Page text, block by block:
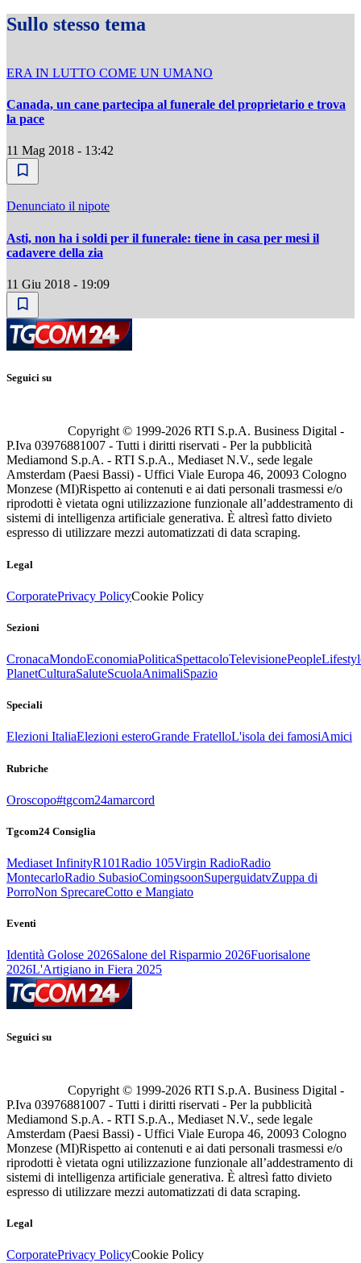
Sullo stesso tema
ERA IN LUTTO COME UN UMANO
Canada, un cane partecipa al funerale del proprietario e trova
la pace
11 Mag 2018 - 13:42
Denunciato il nipote
Asti, non ha i soldi per il funerale: tiene in casa per mesi il
cadavere della zia
11 Giu 2018 - 19:09
Seguici su
Copyright © 1999-2026 RTI S.p.A. Business Digital -
P.Iva 03976881007 - Tutti i diritti riservati - Per la pubblicità
Mediamond S.p.A. - RTI S.p.A., Mediaset N.V., sede legale
Amsterdam (Paesi Bassi) - Uffici Viale Europa 46, 20093 Cologno
Monzese (MI)Rispetto ai contenuti e ai dati personali trasmessi e/o
riprodotti è vietata ogni utilizzazione funzionale all’addestramento di
sistemi di intelligenza artificiale generativa. È altresì fatto divieto
espresso di utilizzare mezzi automatizzati di data scraping.
Legal
CorporatePrivacy PolicyCookie Policy
Sezioni
CronacaMondoEconomiaPoliticaSpettacoloTelevisionePeople
PlanetCulturaSaluteScuolaAnimaliSpazio
Speciali
Elezioni ItaliaElezioni esteroGrande FratelloL'isola dei famosiAmici
Rubriche
Oroscopo#tgcom24amarcord
Tgcom24 Consiglia
Mediaset InfinityR101Radio 105Virgin RadioRadio
MontecarloRadio SubasioComingsoonSuperguidatvZuppa di
PorroNon SprecareCotto e Mangiato
Eventi
Identità Golose 2026Salone del Risparmio 2026Fuorisalone
2026L'Artigiano in Fiera 2025
Seguici su
Copyright © 1999-2026 RTI S.p.A. Business Digital -
P.Iva 03976881007 - Tutti i diritti riservati - Per la pubblicità
Mediamond S.p.A. - RTI S.p.A., Mediaset N.V., sede legale
Amsterdam (Paesi Bassi) - Uffici Viale Europa 46, 20093 Cologno
Monzese (MI)Rispetto ai contenuti e ai dati personali trasmessi e/o
riprodotti è vietata ogni utilizzazione funzionale all’addestramento di
sistemi di intelligenza artificiale generativa. È altresì fatto divieto
espresso di utilizzare mezzi automatizzati di data scraping.
Legal
CorporatePrivacy PolicyCookie Policy